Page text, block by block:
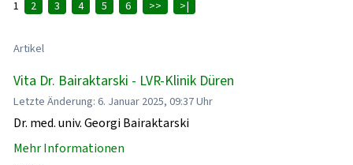
1 2 3 4 5 6 >> >|
Artikel
Vita Dr. Bairaktarski - LVR-Klinik Düren
Letzte Änderung: 6. Januar 2025, 09:37 Uhr
Dr. med. univ. Georgi Bairaktarski
Mehr Informationen